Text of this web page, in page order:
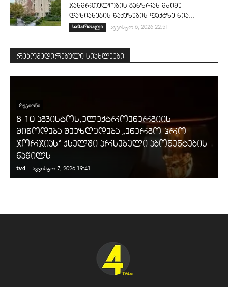
ჯანმრთელობის განზრახ მძიმე
დაზიანების წაქეზების ფაქტზე ნია...
სამართალი აგვისტო 6, 2026 22:51
რეკომედირებული სიახლეები
ᲠᲔᲒᲘᲝᲜᲘ
8-10 აგვისტოს,ელექტროენერგიის
მიწოდება შეეზღუდება „ენერგო-პრო
ჯორჯიას“ ქსელში არსებული აბონენტების
ნაწილს
tv4 - აგვისტო 7, 2026 19:41